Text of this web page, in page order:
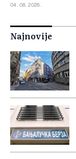
04. 08. 2026.
Najnovije